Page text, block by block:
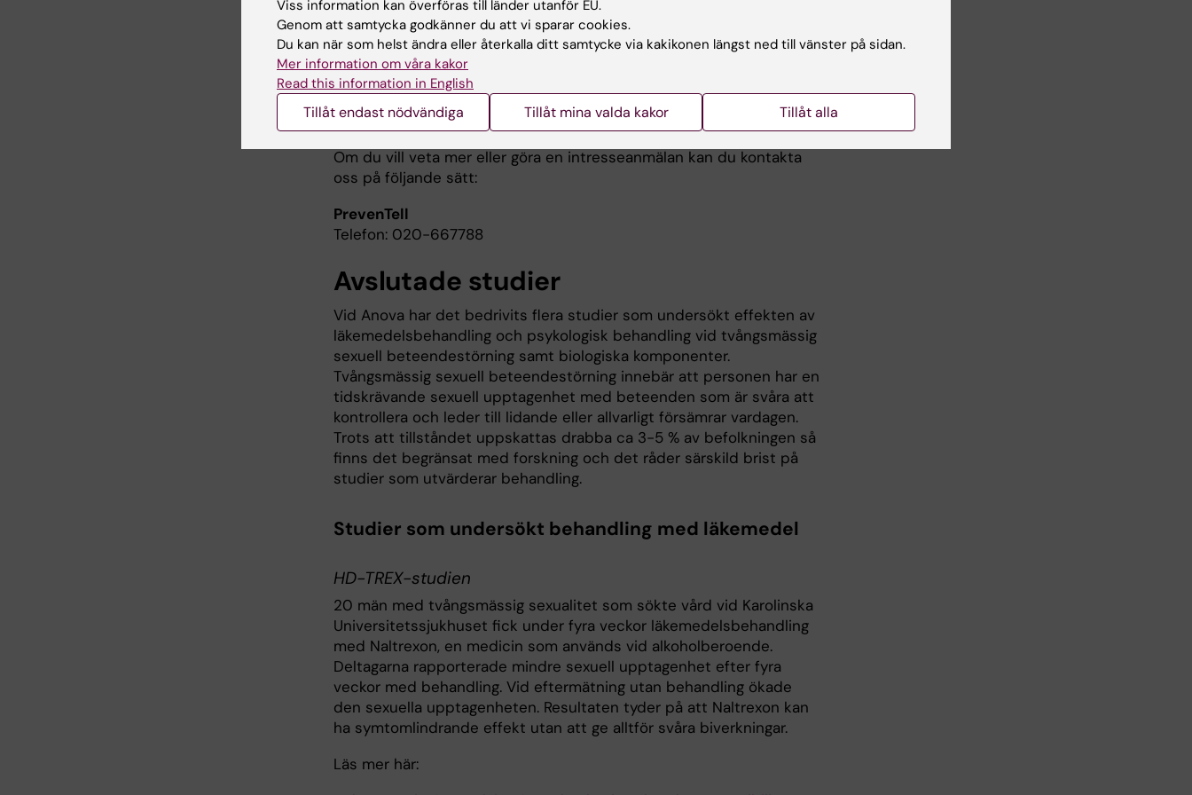
välbefinnande och minska risken
för sexuellt våld.
Ansvarig för studien är
Josephine Savard, biträdande
överläkare, Anova, Karolinska universitetssjukhuset.
Om du vill veta mer eller göra en intresseanmälan kan du kontakta
oss på följande sätt:
PrevenTell
Telefon: 020-667788
Avslutade studier
Vid Anova har det bedrivits flera studier som undersökt effekten av
läkemedelsbehandling och psykologisk behandling vid tvångsmässig
sexuell beteendestörning samt biologiska komponenter.
Tvångsmässig sexuell beteendestörning innebär att personen har en
tidskrävande sexuell upptagenhet med beteenden som är svåra att
kontrollera och leder till lidande eller allvarligt försämrar vardagen.
Trots att tillståndet uppskattas drabba ca 3-5 % av befolkningen så
finns det begränsat med forskning och det råder särskild brist på
studier som utvärderar behandling.
Studier som undersökt behandling med läkemedel
HD-TREX-studien
20 män med tvångsmässig sexualitet som sökte vård vid Karolinska
Universitetssjukhuset fick under fyra veckor läkemedelsbehandling
med Naltrexon, en medicin som används vid alkoholberoende.
Deltagarna rapporterade mindre sexuell upptagenhet efter fyra
veckor med behandling. Vid eftermätning utan behandling ökade
den sexuella upptagenheten. Resultaten tyder på att Naltrexon kan
ha symtomlindrande effekt utan att ge alltför svåra biverkningar.
Läs mer här:
Viss information kan överföras till länder utanför EU.
Genom att samtycka godkänner du att vi sparar cookies.
Du kan när som helst ändra eller återkalla ditt samtycke via kakikonen längst ned till vänster på sidan.
Mer information om våra kakor
Read this information in English
Tillåt endast nödvändiga Tillåt mina valda kakor Tillåt alla